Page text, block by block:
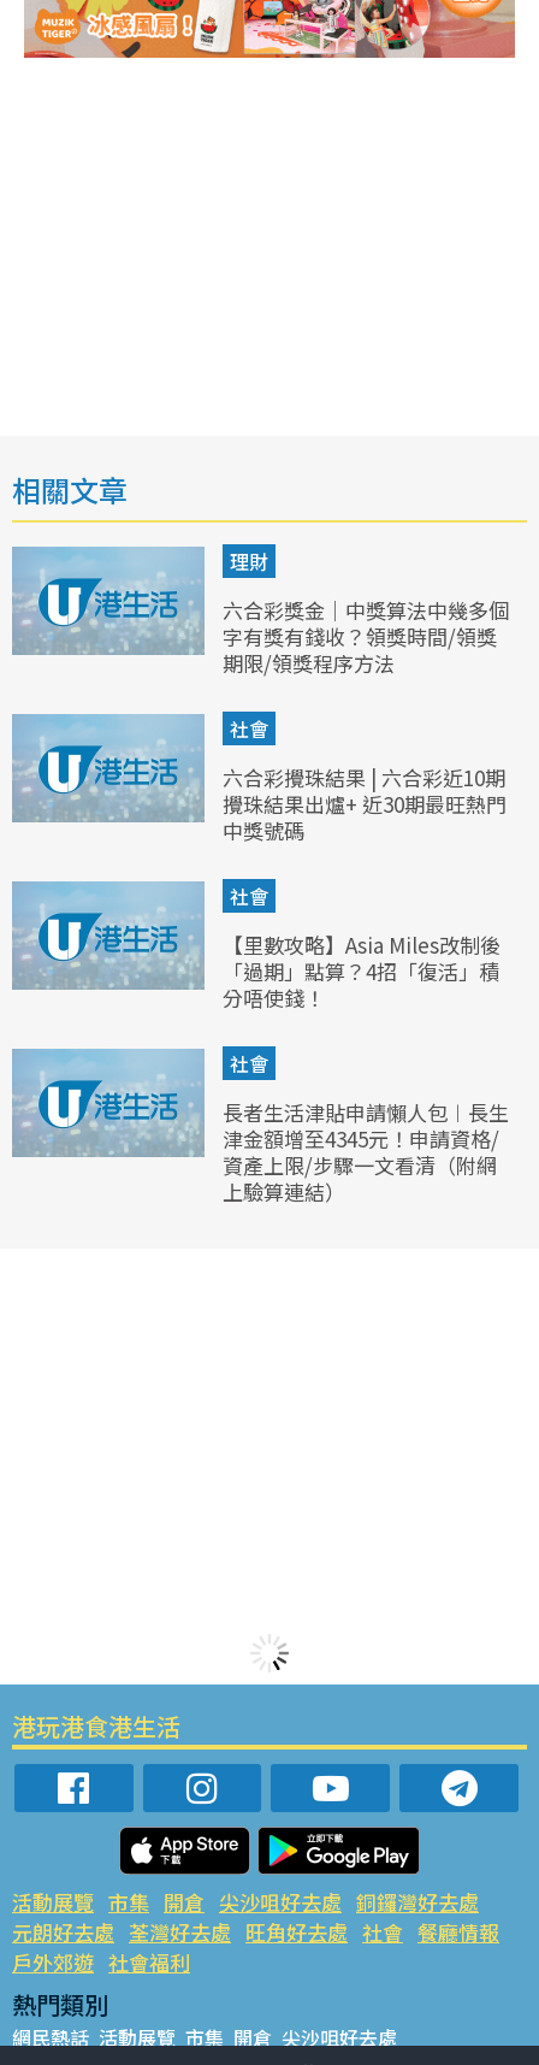
相關文章
理財
六合彩獎金｜中獎算法中幾多個
字有獎有錢收？領獎時間/領獎
期限/領獎程序方法
社會
六合彩攪珠結果 | 六合彩近10期
攪珠結果出爐+ 近30期最旺熱門
中獎號碼
社會
【里數攻略】Asia Miles改制後
「過期」點算？4招「復活」積
分唔使錢！
社會
長者生活津貼申請懶人包︱長生
津金額增至4345元！申請資格/
資產上限/步驟一文看清（附網
上驗算連結）
港玩港食港生活
活動展覽 市集 開倉 尖沙咀好去處 銅鑼灣好去處
元朗好去處 荃灣好去處 旺角好去處 社會 餐廳情報
戶外郊遊 社會福利
熱門類別
網民熱話 活動展覽 市集 開倉 尖沙咀好去處